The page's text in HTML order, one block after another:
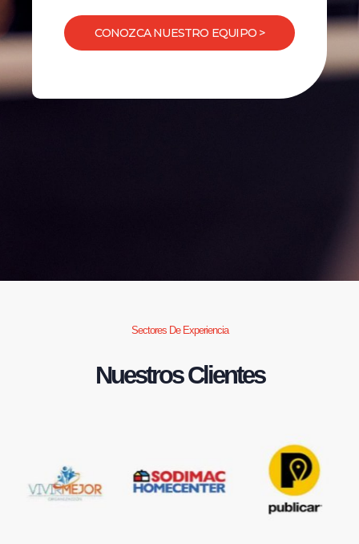
CONOZCA NUESTRO EQUIPO >
Sectores De Experiencia
Nuestros Clientes